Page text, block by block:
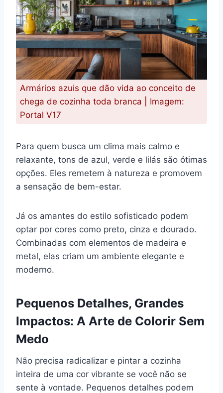
Armários azuis que dão vida ao conceito de
chega de cozinha toda branca | Imagem:
Portal V17
Para quem busca um clima mais calmo e
relaxante, tons de azul, verde e lilás são ótimas
opções. Eles remetem à natureza e promovem
a sensação de bem-estar.
Já os amantes do estilo sofisticado podem
optar por cores como preto, cinza e dourado.
Combinadas com elementos de madeira e
metal, elas criam um ambiente elegante e
moderno.
Pequenos Detalhes, Grandes
Impactos: A Arte de Colorir Sem
Medo
Não precisa radicalizar e pintar a cozinha
inteira de uma cor vibrante se você não se
sente à vontade. Pequenos detalhes podem